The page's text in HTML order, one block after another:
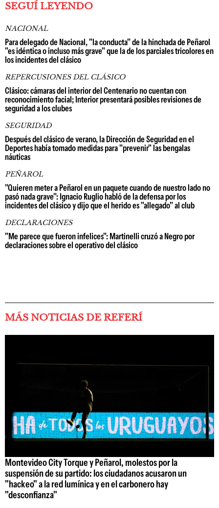
SEGUÍ LEYENDO
NACIONAL
Para delegado de Nacional, "la conducta" de la hinchada de Peñarol
"es idéntica o incluso más grave" que la de los parciales tricolores en
los incidentes del clásico
REPERCUSIONES DEL CLÁSICO
Clásico: cámaras del interior del Centenario no cuentan con
reconocimiento facial; Interior presentará posibles revisiones de
seguridad a los clubes
SEGURIDAD
Después del clásico de verano, la Dirección de Seguridad en el
Deportes había tomado medidas para "prevenir" las bengalas
náuticas
PEÑAROL
"Quieren meter a Peñarol en un paquete cuando de nuestro lado no
pasó nada grave": Ignacio Ruglio habló de la defensa por los
incidentes del clásico y dijo que el herido es "allegado" al club
DECLARACIONES
"Me parece que fueron infelices": Martinelli cruzó a Negro por
declaraciones sobre el operativo del clásico
MÁS NOTICIAS DE REFERÍ
Montevideo City Torque y Peñarol, molestos por la
suspensión de su partido: los ciudadanos acusaron un
"hackeo" a la red lumínica y en el carbonero hay
"desconfianza"